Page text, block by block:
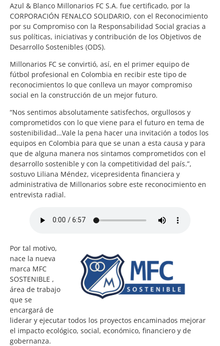
Azul & Blanco Millonarios FC S.A. fue certificado, por la
CORPORACIÓN FENALCO SOLIDARIO, con el Reconocimiento
por su Compromiso con la Responsabilidad Social gracias a
sus políticas, iniciativas y contribución de los Objetivos de
Desarrollo Sostenibles (ODS).
Millonarios FC se convirtió, así, en el primer equipo de
fútbol profesional en Colombia en recibir este tipo de
reconocimientos lo que conlleva un mayor compromiso
social en la construcción de un mejor futuro.
“Nos sentimos absolutamente satisfechos, orgullosos y
comprometidos con lo que viene para el futuro en tema de
sostenibilidad…Vale la pena hacer una invitación a todos los
equipos en Colombia para que se unan a esta causa y para
que de alguna manera nos sintamos comprometidos con el
desarrollo sostenible y con la competitividad del país.”,
sostuvo Liliana Méndez, vicepresidenta financiera y
administrativa de Millonarios sobre este reconocimiento en
entrevista radial.
Por tal motivo,
nace la nueva
marca MFC
SOSTENIBLE ,
área de trabajo
que se
encargará de
liderar y ejecutar todos los proyectos encaminados mejorar
el impacto ecológico, social, económico, financiero y de
gobernanza.